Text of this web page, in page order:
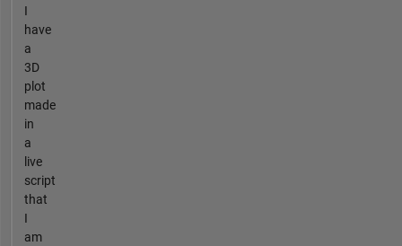
I
have
a
3D
plot
made
in
a
live
script
that
I
am